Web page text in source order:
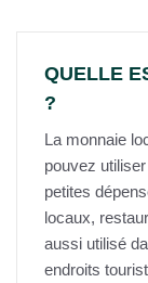
QUELLE
?
La monnaie
pouvez
petites
locaux,
aussi utilisé
endroits